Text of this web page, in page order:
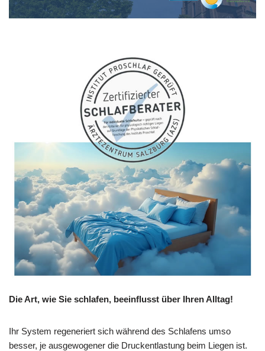
Die Art, wie Sie schlafen, beeinflusst über Ihren Alltag!
Ihr System regeneriert sich während des Schlafens umso
besser, je ausgewogener die Druckentlastung beim Liegen ist.